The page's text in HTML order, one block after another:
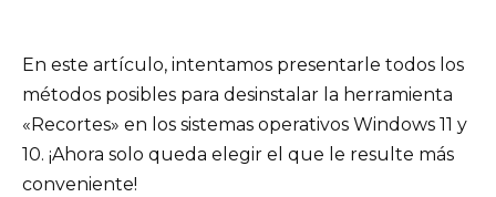
En este artículo, intentamos presentarle todos los
métodos posibles para desinstalar la herramienta
«Recortes» en los sistemas operativos Windows 11 y
10. ¡Ahora solo queda elegir el que le resulte más
conveniente!